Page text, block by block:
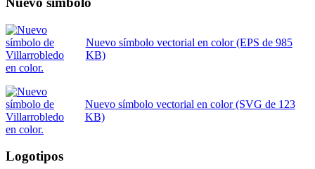
Nuevo símbolo vectorial en color (EPS de 985
KB)
Nuevo símbolo vectorial en color (SVG de 123
KB)
Logotipos